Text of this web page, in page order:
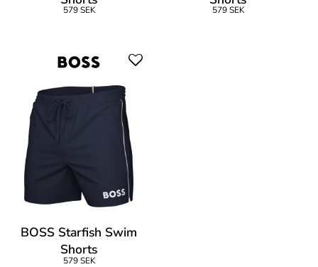
579 SEK 579 SEK
BOSS Starfish Swim
Shorts
579 SEK